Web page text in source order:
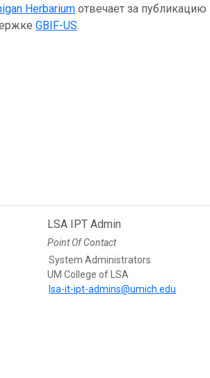
Herbarium отвечает за публикацию
GBIF-US.
LSA IPT Admin
Point Of Contact
System Administrators
UM College of LSA
lsa-it-ipt-admins@umich.edu